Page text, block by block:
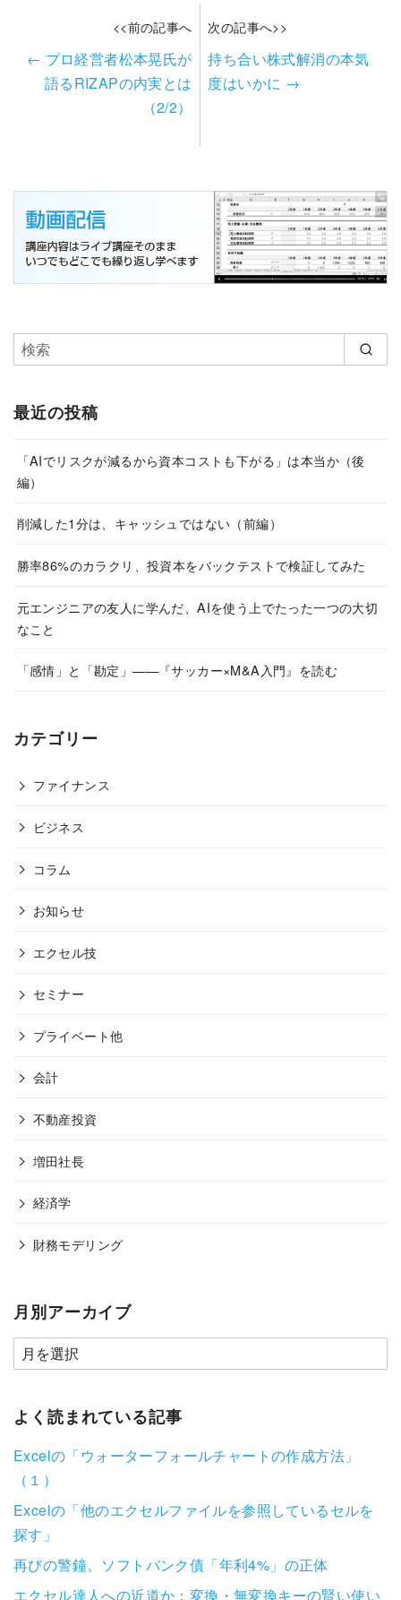
<<前の記事へ
← プロ経営者松本晃氏が
語るRIZAPの内実とは
（2/2）
次の記事へ>>
持ち合い株式解消の本気
度はいかに →
最近の投稿
「AIでリスクが減るから資本コストも下がる」は本当か（後
編）
削減した1分は、キャッシュではない（前編）
勝率86%のカラクリ、投資本をバックテストで検証してみた
元エンジニアの友人に学んだ、AIを使う上でたった一つの大切
なこと
「感情」と「勘定」——『サッカー×M&A入門』を読む
カテゴリー
ファイナンス
ビジネス
コラム
お知らせ
エクセル技
セミナー
プライベート他
会計
不動産投資
増田社長
経済学
財務モデリング
月別アーカイブ
よく読まれている記事
Excelの「ウォーターフォールチャートの作成方法」
（１）
Excelの「他のエクセルファイルを参照しているセルを
探す」
再びの警鐘。ソフトバンク債「年利4%」の正体
エクセル達人への近道か：変換・無変換キーの賢い使い